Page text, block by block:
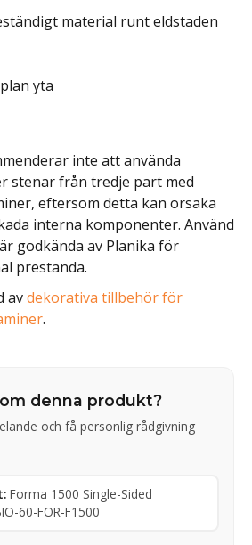
material runt eldstaden
yta
inte att använda
stenar från tredje part med
eftersom detta kan orsaka
interna komponenter. Använd
godkända av Planika för
prestanda.
avdekorativa tillbehör för
.
denna produkt?
och få personlig rådgivning
Forma 1500 Single-Sided
60-FOR-F1500